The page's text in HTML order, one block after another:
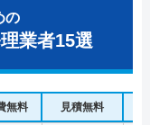
の
業者15選
無料 見積無料